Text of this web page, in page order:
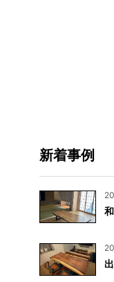
新着事例